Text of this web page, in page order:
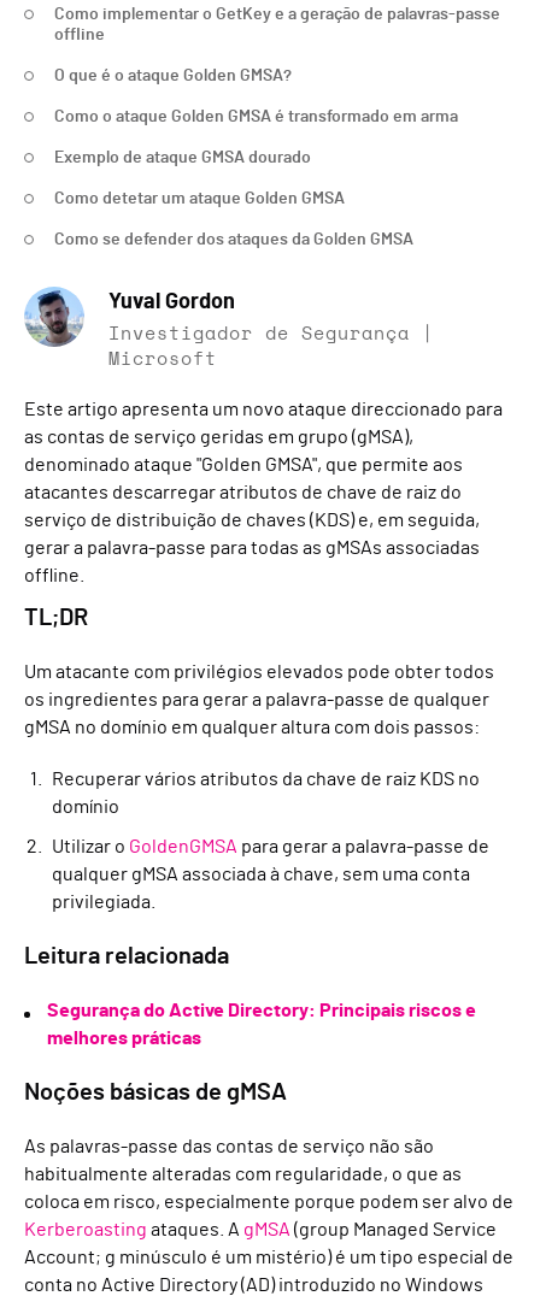
Como implementar o GetKey e a geração de palavras-passe
offline
O que é o ataque Golden GMSA?
Como o ataque Golden GMSA é transformado em arma
Exemplo de ataque GMSA dourado
Como detetar um ataque Golden GMSA
Como se defender dos ataques da Golden GMSA
Yuval Gordon
Investigador de Segurança |
Microsoft
Este artigo apresenta um novo ataque direccionado para
as contas de serviço geridas em grupo (gMSA),
denominado ataque "Golden GMSA", que permite aos
atacantes descarregar atributos de chave de raiz do
serviço de distribuição de chaves (KDS) e, em seguida,
gerar a palavra-passe para todas as gMSAs associadas
offline.
TL;DR
Um atacante com privilégios elevados pode obter todos
os ingredientes para gerar a palavra-passe de qualquer
gMSA no domínio em qualquer altura com dois passos:
Recuperar vários atributos da chave de raiz KDS no
domínio
Utilizar o GoldenGMSA para gerar a palavra-passe de
qualquer gMSA associada à chave, sem uma conta
privilegiada.
Leitura relacionada
Segurança do Active Directory: Principais riscos e
melhores práticas
Noções básicas de gMSA
As palavras-passe das contas de serviço não são
habitualmente alteradas com regularidade, o que as
coloca em risco, especialmente porque podem ser alvo de
Kerberoasting ataques . A gMSA (group Managed Service
Account; g minúsculo é um mistério) é um tipo especial de
conta no Active Directory (AD) introduzido no Windows